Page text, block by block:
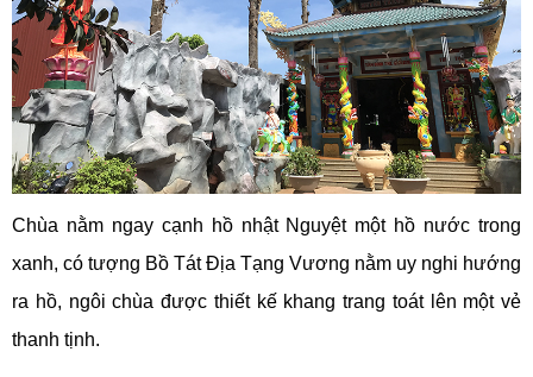
Chùa nằm ngay cạnh hồ nhật Nguyệt một hồ nước trong
xanh, có tượng Bồ Tát Địa Tạng Vương nằm uy nghi hướng
ra hồ, ngôi chùa được thiết kế khang trang toát lên một vẻ
thanh tịnh.